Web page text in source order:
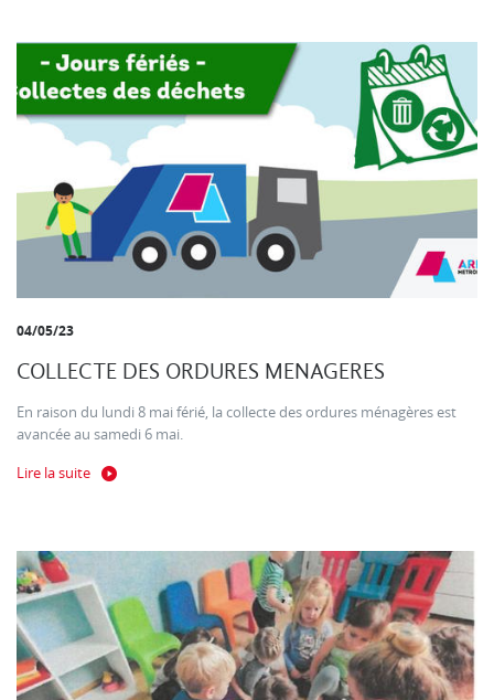
04/05/23
COLLECTE DES ORDURES MENAGERES
En raison du lundi 8 mai férié, la collecte des ordures ménagères est
avancée au samedi 6 mai.
Lire la suite